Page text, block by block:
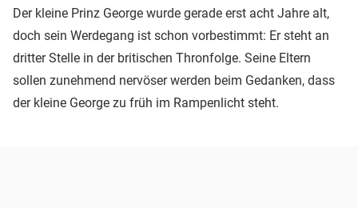
Der kleine Prinz George wurde gerade erst acht Jahre alt,
doch sein Werdegang ist schon vorbestimmt: Er steht an
dritter Stelle in der britischen Thronfolge. Seine Eltern
sollen zunehmend nervöser werden beim Gedanken, dass
der kleine George zu früh im Rampenlicht steht.